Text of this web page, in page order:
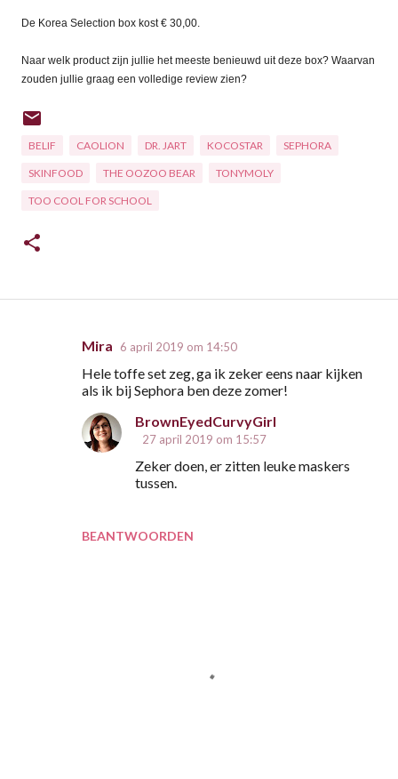
De Korea Selection box kost € 30,00.
Naar welk product zijn jullie het meeste benieuwd uit deze box? Waarvan
zouden jullie graag een volledige review zien?
BELIF CAOLION DR. JART KOCOSTAR SEPHORA
SKINFOOD THE OOZOO BEAR TONYMOLY
TOO COOL FOR SCHOOL
Mira 6 april 2019 om 14:50
Hele toffe set zeg, ga ik zeker eens naar kijken
als ik bij Sephora ben deze zomer!
BEANTWOORDEN
BrownEyedCurvyGirl
27 april 2019 om 15:57
Zeker doen, er zitten leuke maskers
tussen.